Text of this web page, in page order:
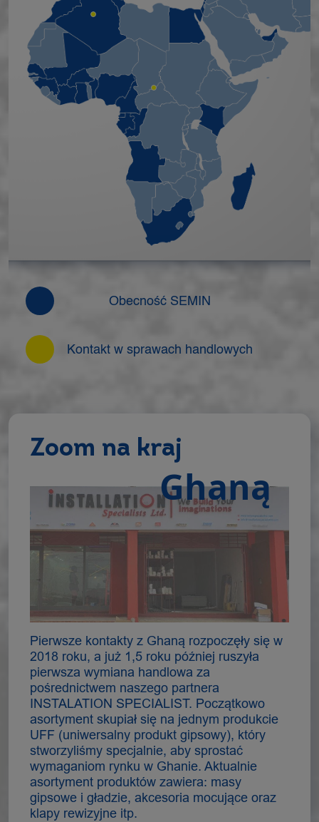
Obecność SEMIN
Kontakt w sprawach handlowych
Zoom na kraj
Ghaną
Pierwsze kontakty z Ghaną rozpoczęły się w
2018 roku, a już 1,5 roku później ruszyła
pierwsza wymiana handlowa za
pośrednictwem naszego partnera
INSTALATION SPECIALIST. Początkowo
asortyment skupiał się na jednym produkcie
UFF (uniwersalny produkt gipsowy), który
stworzyliśmy specjalnie, aby sprostać
wymaganiom rynku w Ghanie. Aktualnie
asortyment produktów zawiera: masy
gipsowe i gładzie, akcesoria mocujące oraz
klapy rewizyjne itp.